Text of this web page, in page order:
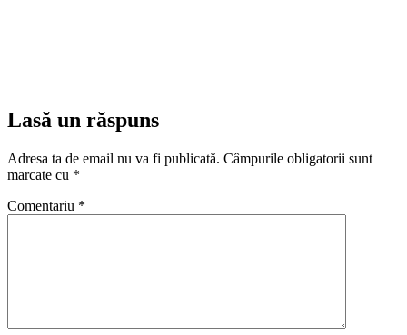
Lasă un răspuns
Adresa ta de email nu va fi publicată. Câmpurile obligatorii sunt
marcate cu *
Comentariu *